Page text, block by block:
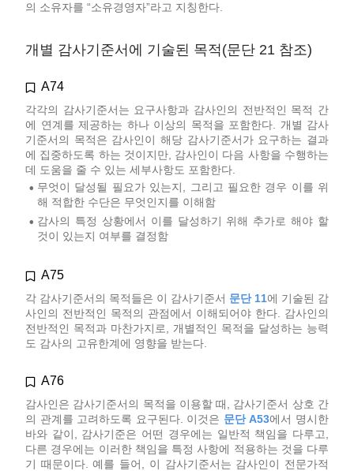
의 소유자를 “소유경영자”라고 지칭한다.
개별 감사기준서에 기술된 목적(문단 21 참조)
A74
각각의 감사기준서는 요구사항과 감사인의 전반적인 목적 간
에 연계를 제공하는 하나 이상의 목적을 포함한다. 개별 감사
기준서의 목적은 감사인이 해당 감사기준서가 요구하는 결과
에 집중하도록 하는 것이지만, 감사인이 다음 사항을 수행하는
데 도움을 줄 수 있는 세부사항도 포함한다.
• 무엇이 달성될 필요가 있는지, 그리고 필요한 경우 이를 위
해 적합한 수단은 무엇인지를 이해함
• 감사의 특정 상황에서 이를 달성하기 위해 추가로 해야 할
것이 있는지 여부를 결정함
A75
각 감사기준서의 목적들은 이 감사기준서 문단 11에 기술된 감
사인의 전반적인 목적의 관점에서 이해되어야 한다. 감사인의
전반적인 목적과 마찬가지로, 개별적인 목적을 달성하는 능력
도 감사의 고유한계에 영향을 받는다.
A76
감사인은 감사기준서의 목적을 이용할 때, 감사기준서 상호 간
의 관계를 고려하도록 요구된다. 이것은 문단 A53에서 명시한
바와 같이, 감사기준은 어떤 경우에는 일반적 책임을 다루고,
다른 경우에는 이러한 책임을 특정 사항에 적용하는 것을 다루
기 때문이다. 예를 들어, 이 감사기준서는 감사인이 전문가적